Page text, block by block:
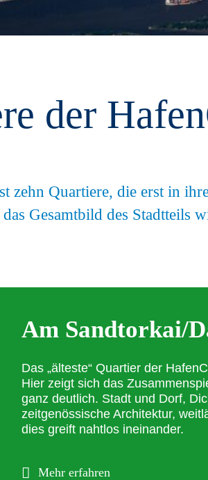
der
zehn Quartiere, die erst in
Gesamtbild des Stadtteils
Am Sandtorkai/
Das „älteste“ Quartier der
Hier zeigt sich das
ganz deutlich. Stadt und Dorf,
zeitgenössische Architektur,
dies greift nahtlos ineinander.
Mehr erfahren